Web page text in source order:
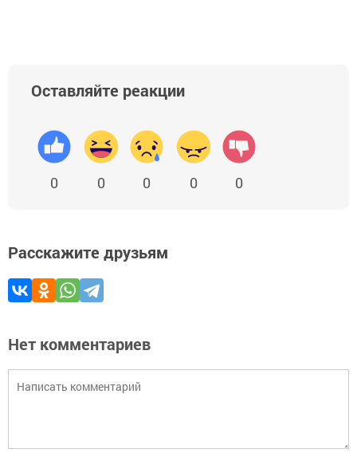
Оставляйте реакции
0 0 0 0 0
Расскажите друзьям
Нет комментариев